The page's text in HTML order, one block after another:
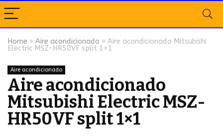
Home » Aire acondicionado » Aire acondicionado Mitsubishi
Electric MSZ-HR50VF split 1×1
Aire acondicionado
Aire acondicionado
Mitsubishi Electric MSZ-
HR50VF split 1×1